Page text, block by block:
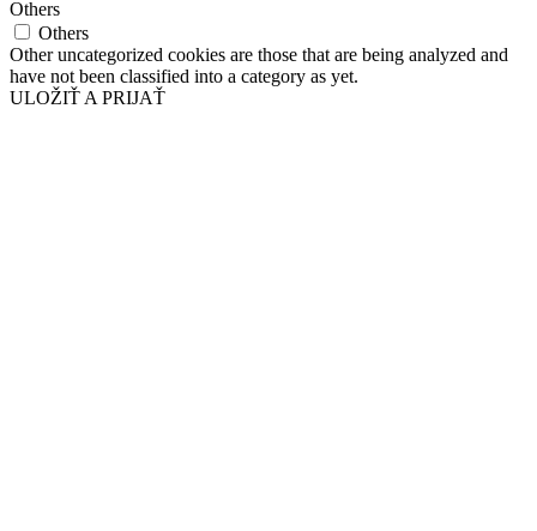
Others
Others
Other uncategorized cookies are those that are being analyzed and
have not been classified into a category as yet.
ULOŽIŤ A PRIJAŤ